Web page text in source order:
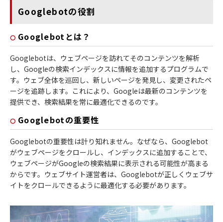
Googlebotの役割
Googlebotとは？
Googlebotは、ウェブページを訪れてそのコンテンツを解析
し、Googleの検索インデックスに情報を追加するプログラムで
す。ウェブ全体を巡回し、新しいページを発見し、変更されたペ
ージを追跡します。これにより、Googleは最新のコンテンツを
提供でき、検索結果を常に最適化できるのです。
Googlebotの重要性
Googlebotの重要性は計り知れません。なぜなら、Googlebot
がウェブページをクロールし、インデックスに追加することで、
ウェブページがGoogleの検索結果に表示される可能性が高まる
からです。ウェブサイト運営者は、Googlebotが正しくウェブサ
イトをクロールできるように最適化する必要があります。